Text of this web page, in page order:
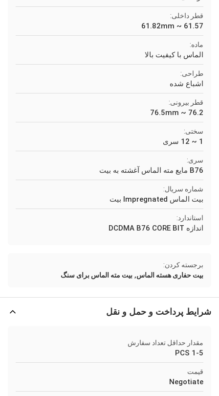
قطر داخلی:
61.57 ~ 61.82mm
ماده:
الماس با کیفیت بالا
طراحی:
اشباع شده
قطر بیرونی:
76.2 ~ 76.5mm
سختی:
1 ~ 12 سری
سری:
B76 مایع مته الماس آغشته به بیت
شماره سریال:
بیت الماس Impregnated بیت
استاندارد:
اندازه DCDMA B76 CORE BIT
برجسته کردن:
بیت حفاری هسته الماس, بیت مته الماس برای سنگ
شرایط پرداخت و حمل و نقل
مقدار حداقل تعداد سفارش
1-5 PCS
قیمت
Negotiate